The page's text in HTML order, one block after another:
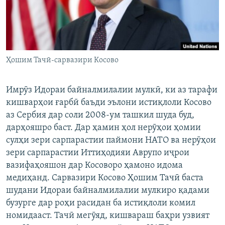
ГУЗОРИШҲОИ РАДИОӢ
Русский
ПАЙГИРӢ КУНЕД
Ҳамаи сомонаҳои RFE/RL
Ҳошим Тачӣ-сарвазири Косово
Имрӯз Идораи байналмилалии мулкӣ, ки аз тарафи
кишварҳои ғарбӣ баъди эълони истиқлоли Косово
аз Сербия дар соли 2008-ум ташкил шуда буд,
дарҳояшро баст. Дар ҳамин ҳол нерӯҳои ҳомии
сулҳи зери сарпарастии паймони НАТО ва нерӯҳои
зери сарпарастии Иттиҳодияи Аврупо иҷрои
вазифаҳояшон дар Косоворо ҳамоно идома
медиҳанд. Сарвазири Косово Ҳошим Тачӣ баста
шудани Идораи байналмилалии мулкиро қадами
бузурге дар роҳи расидан ба истиқлоли комил
номидааст. Тачӣ мегӯяд, кишвараш баҳри узвият